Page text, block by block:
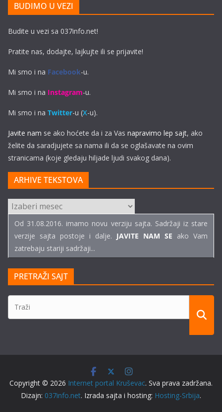
BUDIMO U VEZI
Budite u vezi sa 037info.net!
Pratite nas, dodajte, lajkujte ili se prijavite!
Mi smo i na Facebook-u.
Mi smo i na Instagram-u.
Mi smo i na Twitter-u (X-u).
Javite nam se ako hoćete da i za Vas napravimo lep sajt, ako
želite da saradjujete sa nama ili da se oglašavate na ovim
stranicama (koje gledaju hiljade ljudi svakog dana).
ARHIVE TEKSTOVA
ARHIVE
TEKSTOVA
Od 31.08.2016. imamo novu verziju sajta. Sadržaji iz stare
verzije sajta postoje i dalje. JAVITE NAM SE ako Vam
zatrebaju stariji sadržaji...
PRETRAŽI SAJT
Copyright © 2026 Internet portal Kruševac. Sva prava zadržana.
Dizajn: 037info.net. Izrada sajta i hosting: Hosting-Srbija.